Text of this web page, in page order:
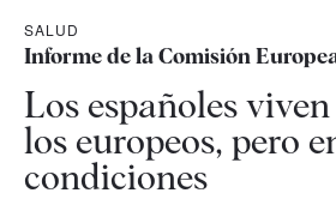
SALUD
Informe de la Comisión
Los españoles
los europeos, pero
condiciones